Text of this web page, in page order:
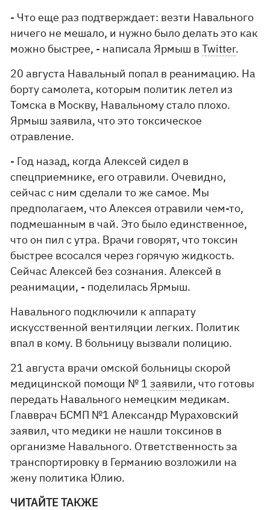
- Что еще раз подтверждает: везти Навального
ничего не мешало, и нужно было делать это как
можно быстрее, - написала Ярмыш вTwitter.
20 августа Навальный попал в реанимацию. На
борту самолета, которым политик летел из
Томска в Москву, Навальному стало плохо.
Ярмыш заявила, что это токсическое
отравление.
- Год назад, когда Алексей сидел в
спецприемнике, его отравили. Очевидно,
сейчас с ним сделали то же самое. Мы
предполагаем, что Алексея отравили чем-то,
подмешанным в чай. Это было единственное,
что он пил с утра. Врачи говорят, что токсин
быстрее всосался через горячую жидкость.
Сейчас Алексей без сознания. Алексей в
реанимации, - поделилась Ярмыш.
Навального подключили к аппарату
искусственной вентиляции легких. Политик
впал в кому. В больницу вызвали полицию.
21 августа врачи омской больницы скорой
медицинской помощи № 1заявили, что готовы
передать Навального немецким медикам.
Главврач БСМП №1 Александр Мураховский
заявил, что медики не нашли токсинов в
организме Навального. Ответственность за
транспортировку в Германию возложили на
жену политика Юлию.
ЧИТАЙТЕ ТАКЖЕ